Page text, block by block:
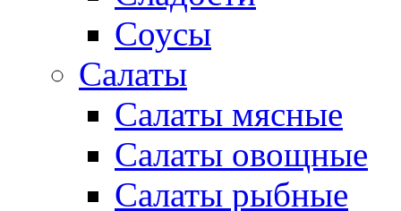
Соусы
Салаты
Салаты мясные
Салаты овощные
Салаты рыбные